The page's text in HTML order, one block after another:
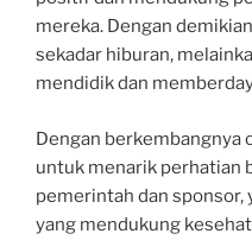
mereka. Dengan
sekadar hiburan,
mendidik dan
Dengan berkembangnya
untuk menarik perhatian
pemerintah dan sponsor,
yang mendukung